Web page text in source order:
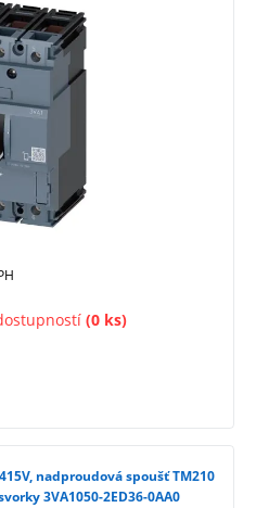
(0 ks)
nadproudová spoušť TM210
3VA1050-2ED36-0AA0